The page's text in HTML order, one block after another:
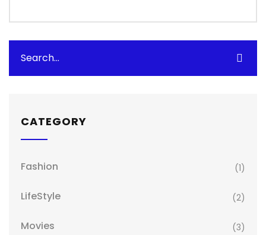
CATEGORY
Fashion (1)
LifeStyle (2)
Movies (3)